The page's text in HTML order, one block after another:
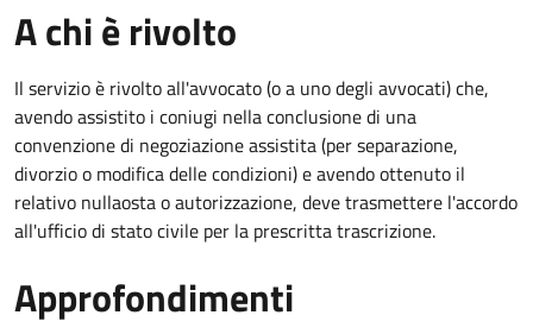
A chi è rivolto
Il servizio è rivolto all'avvocato (o a uno degli avvocati) che,
avendo assistito i coniugi nella conclusione di una
convenzione di negoziazione assistita (per separazione,
divorzio o modifica delle condizioni) e avendo ottenuto il
relativo nullaosta o autorizzazione, deve trasmettere l'accordo
all'ufficio di stato civile per la prescritta trascrizione.
Approfondimenti